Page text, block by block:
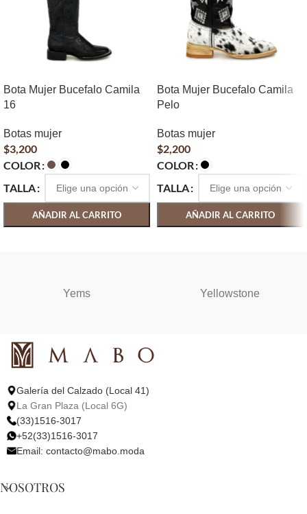
Bota Mujer Bucefalo Camila
16
Botas mujer
$3,200
COLOR
TALLA
AÑADIR AL CARRITO
Bota Mujer Bucefalo Camila
Pelo
Botas mujer
$2,200
COLOR
TALLA
AÑADIR AL CARRITO
Yems Yellowstone
Galería del Calzado (Local 41)
La Gran Plaza (Local 6G)
(33)1516-3017
+52(33)1516-3017
Email: contacto@mabo.moda
NOSOTROS